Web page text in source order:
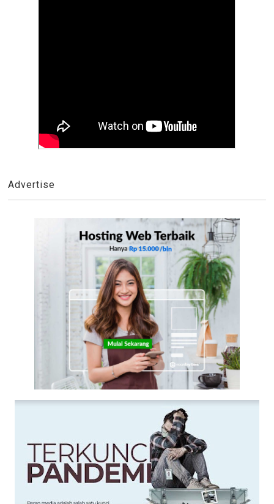
Advertise